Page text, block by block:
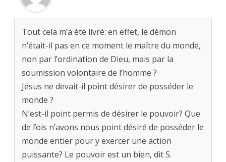
Tout cela m’a été livré: en effet, le démon
n’était-il pas en ce moment le maître du monde,
non par l’ordination de Dieu, mais par la
soumission volontaire de l’homme ?
Jésus ne devait-il point désirer de posséder le
monde ?
N’est-il point permis de désirer le pouvoir? Que
de fois n’avons nous point désiré de posséder le
monde entier pour y exercer une action
puissante? Le pouvoir est un bien, dit S.